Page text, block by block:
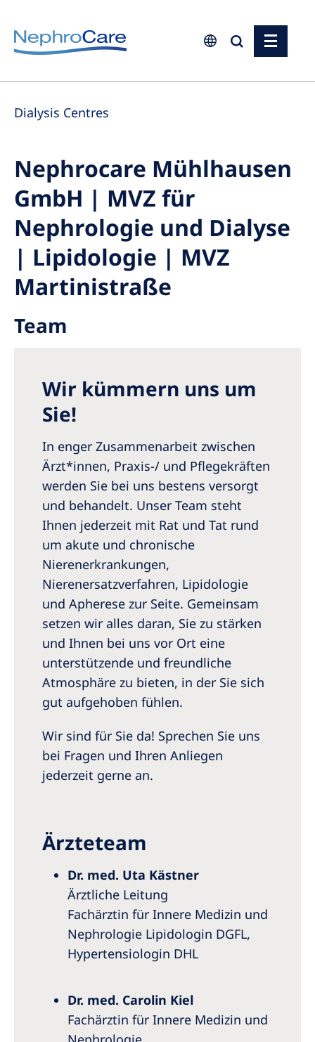
Europe
Czech Republic
Germany
Israel
Italy
Netherlands
Poland
Portugal
Romania
Serbia
Slovakia
Spain
Sweden
Switzerland
United Kingdom
Asia Pacific
Asia Pacific
Australia
Philippines
North America
United States of America
NephroCare International
Dialysis Centres
Nephrocare Mühlhausen
GmbH | MVZ für
Nephrologie und Dialyse
| Lipidologie | MVZ
Martinistraße
Team
Wir kümmern uns um
Sie!
In enger Zusammenarbeit zwischen
Ärzt*innen, Praxis-/ und Pflegekräften
werden Sie bei uns bestens versorgt
und behandelt. Unser Team steht
Ihnen jederzeit mit Rat und Tat rund
um akute und chronische
Nierenerkrankungen,
Nierenersatzverfahren, Lipidologie
und Apherese zur Seite. Gemeinsam
setzen wir alles daran, Sie zu stärken
und Ihnen bei uns vor Ort eine
unterstützende und freundliche
Atmosphäre zu bieten, in der Sie sich
gut aufgehoben fühlen.
Wir sind für Sie da! Sprechen Sie uns
bei Fragen und Ihren Anliegen
jederzeit gerne an.
Ärzteteam
Dr. med. Uta Kästner
Ärztliche Leitung
Fachärztin für Innere Medizin und
Nephrologie Lipidologin DGFL,
Hypertensiologin DHL
Dr. med. Carolin Kiel
Fachärztin für Innere Medizin und